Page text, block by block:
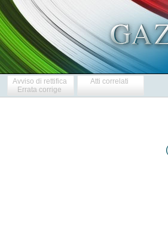
Avviso di rettifica
Errata corrige
Atti correlati